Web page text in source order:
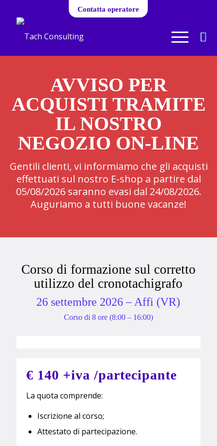
Contatta operatore
AVVISO PER
ACQUISTI TRAMITE
IL NOSTRO
NEGOZIO ON-LINE
Gentili clienti, vi informiamo che gli acquisti
effettuati sul nostro E-shop a partire dal
05/08/2026 saranno evasi dal 24/08/2026.
Auguriamo a tutti buone vacanze!
Corso di formazione sul corretto
utilizzo del cronotachigrafo
26 settembre 2026 – Affi (VR)
Corso di 8 ore (8:00 – 16:00)
€ 140 +iva /partecipante
La quota comprende:
Iscrizione al corso;
Attestato di partecipazione.